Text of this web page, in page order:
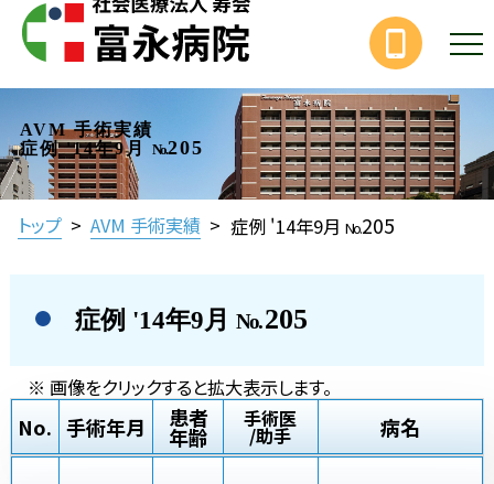
AVM 手術実績
症例 '14年9月
No.205
トップ > AVM 手術実績 > 症例 '14年9月 No.205
症例 '14年9月 No.205
※ 画像をクリックすると拡大表示します。
No. 手術年月 患者
年齢
手術医
/助手 病名